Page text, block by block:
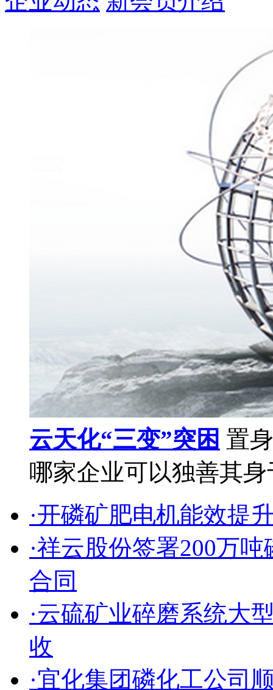
云天化“三变”突困 置
哪家企业可以独善其
·开磷矿肥电机能效提
·祥云股份签署200万
合同
·云硫矿业碎磨系统大
收
·宜化集团磷化工公司